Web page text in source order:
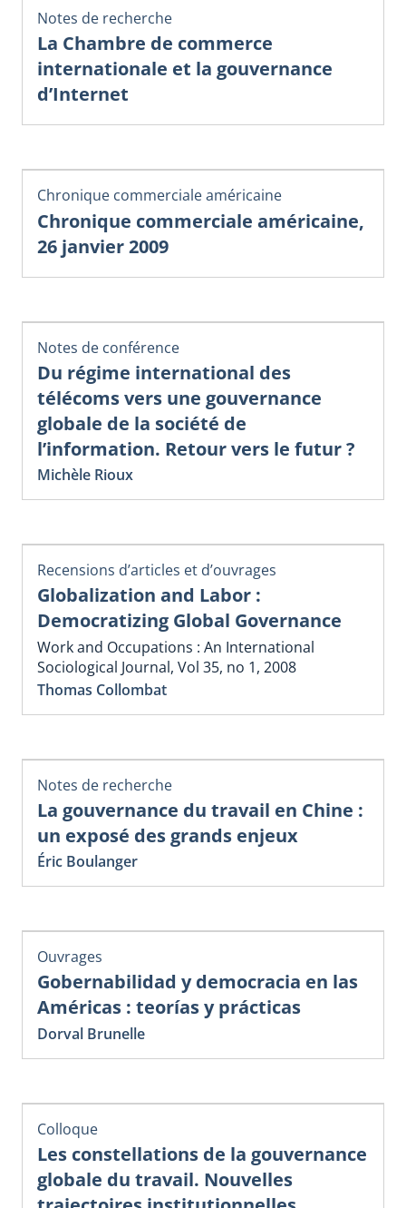
Notes de recherche
La Chambre de commerce
internationale et la gouvernance
d’Internet
Chronique commerciale américaine
Chronique commerciale américaine,
26 janvier 2009
Notes de conférence
Du régime international des
télécoms vers une gouvernance
globale de la société de
l’information. Retour vers le futur ?
Michèle Rioux
Recensions d’articles et d’ouvrages
Globalization and Labor :
Democratizing Global Governance
Work and Occupations : An International
Sociological Journal, Vol 35, no 1, 2008
Thomas Collombat
Notes de recherche
La gouvernance du travail en Chine :
un exposé des grands enjeux
Éric Boulanger
Ouvrages
Gobernabilidad y democracia en las
Américas : teorías y prácticas
Dorval Brunelle
Colloque
Les constellations de la gouvernance
globale du travail. Nouvelles